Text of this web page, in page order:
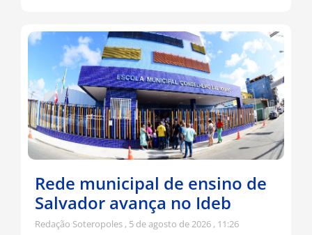
Rede municipal de ensino de
Salvador avança no Ideb
Redação Soteropoles 5 de agosto de 2026 11:26